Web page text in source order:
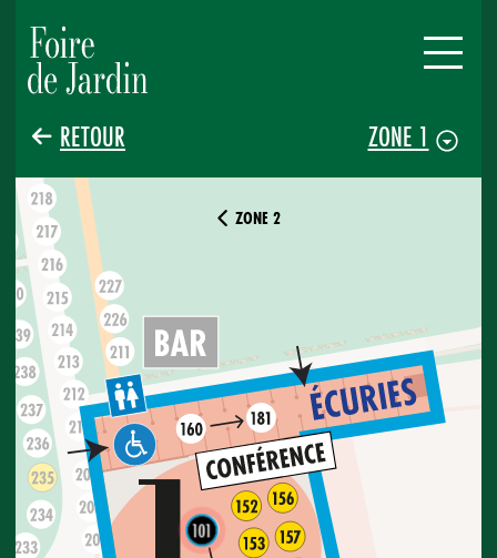
RETOUR ZONE 1
ZONE 2
101